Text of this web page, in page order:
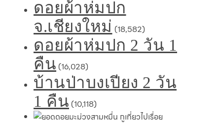
ดอยผ้าห่มปก
จ.เชียงใหม่ (18,582)
ดอยผ้าห่มปก 2 วัน 1
คืน (16,028)
บ้านป่าบงเปียง 2 วัน
1 คืน (10,118)